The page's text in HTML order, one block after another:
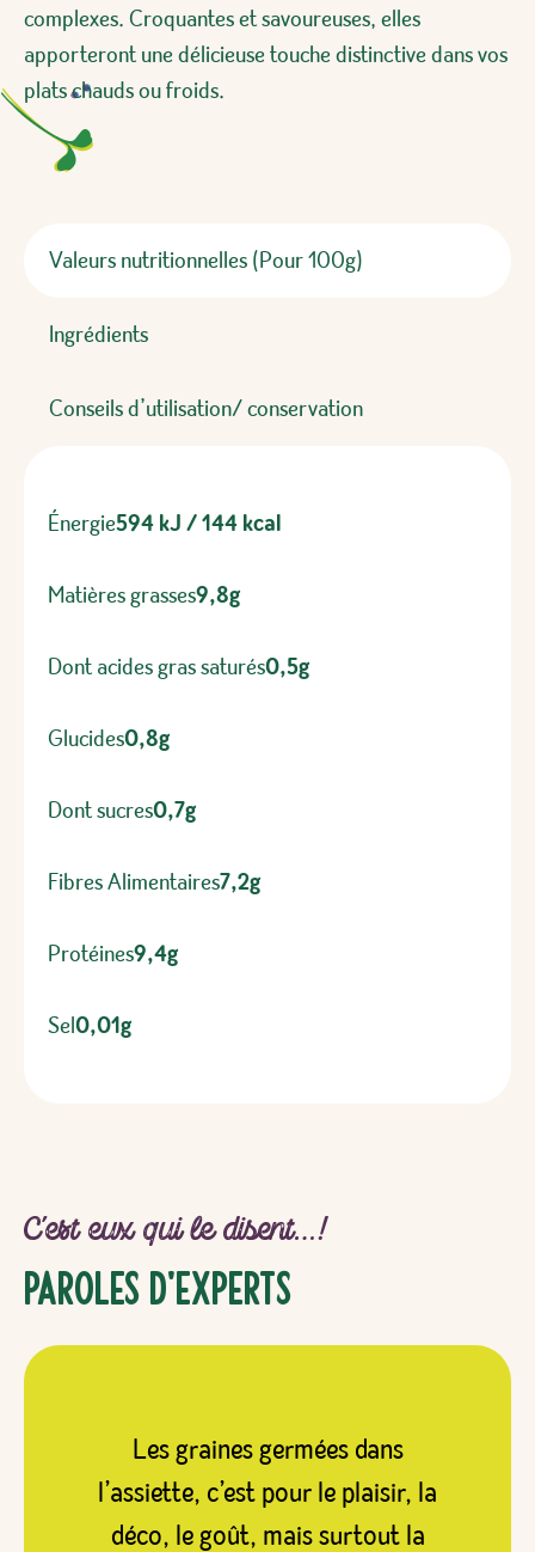
complexes. Croquantes et savoureuses, elles
apporteront une délicieuse touche distinctive dans vos
plats chauds ou froids.
Valeurs nutritionnelles (Pour 100g)
Ingrédients
Conseils d’utilisation/ conservation
Énergie594 kJ / 144 kcal
Matières grasses9,8g
Dont acides gras saturés0,5g
Glucides0,8g
Dont sucres0,7g
Fibres Alimentaires7,2g
Protéines9,4g
Sel 0,01g
C’est eux qui le disent…!
Paroles d’experts
Les graines germées dans
l’assiette, c’est pour le plaisir, la
déco, le goût, mais surtout la